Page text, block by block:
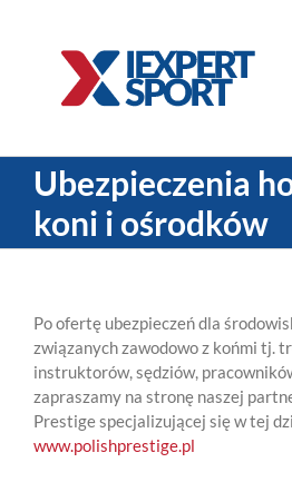
Ubezpieczenia
koni i ośrodków
Po ofertę ubezpieczeń dla
związanych zawodowo z końmi tj.
instruktorów, sędziów,
zapraszamy na stronę naszej
Prestige specjalizującej się w tej
www.polishprestige.pl